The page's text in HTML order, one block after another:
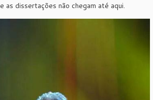
as dissertações não chegam até aqui.